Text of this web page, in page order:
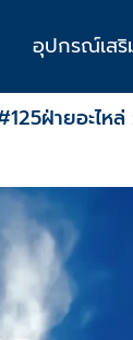
อุปกรณ์เสริ
ฝ่ายอะไห